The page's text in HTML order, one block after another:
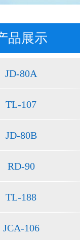
品展示
JD-80A
TL-107
JD-80B
RD-90
TL-188
JCA-106